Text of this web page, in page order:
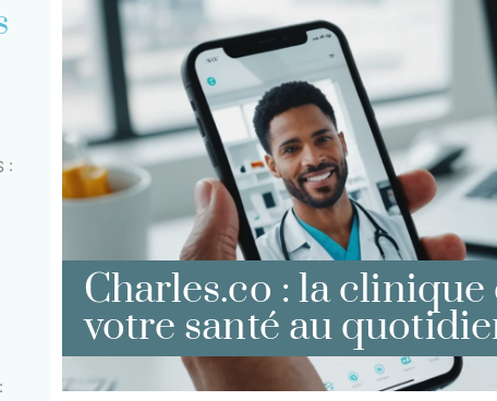
:
Charles.co : la
votre santé au